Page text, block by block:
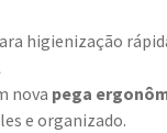
higienização
nova pega
e organizado.